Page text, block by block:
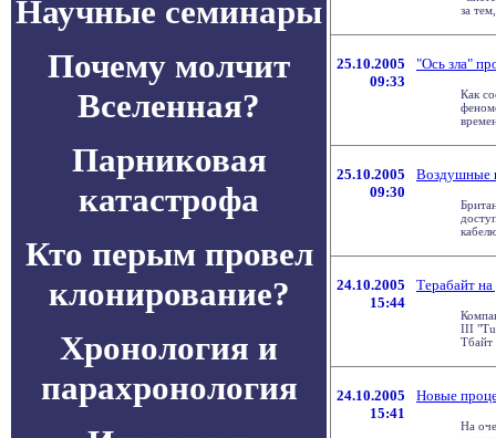
Научные семинары
Почему молчит
Вселенная?
Парниковая
катастрофа
Кто перым провел
клонирование?
Хронология и
парахронология
за
25.10.2005
09:33
"Ось зла"
Как
25.10.2005
09:30
Воздушные
24.10.2005
15:44
Терабайт
III
Тбайт
24.10.2005
15:41
Новые
На